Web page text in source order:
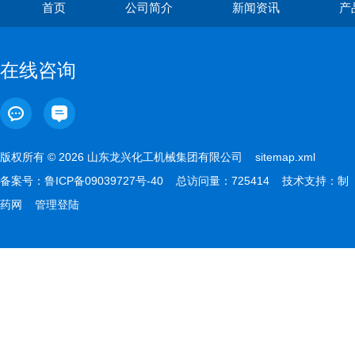
首页 公司简介 新闻资讯 产
在线咨询
版权所有 © 2026 山东龙兴化工机械集团有限公司 sitemap.xml
备案号： 鲁ICP备09039727号-40 总访问量：725414 技术支持： 制
药网
管理登陆